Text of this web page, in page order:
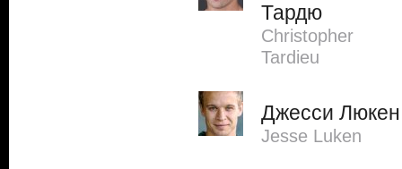
Тардю
Christopher
Tardieu
Джесси Люкен
Jesse Luken